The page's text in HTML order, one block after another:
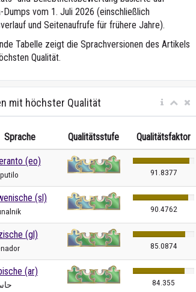
Dumps vom 1. Juli 2026 (einschließlich
und Seitenaufrufe für frühere Jahre).
Tabelle zeigt die Sprachversionen des Artikels
Qualität.
mit höchster Qualität
Sprache Qualitätsstufe Qualitätsfaktor
(eo)
91.8377
(sl)
90.4762
(gl)
85.0874
(ar)
84.355